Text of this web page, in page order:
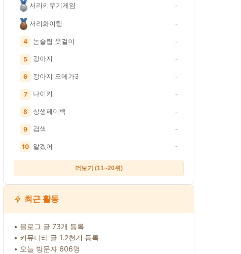
서리키우기게임 -
서리화이팅 -
4 논슬립 옷걸이 -
5 강아지 -
6 강아지 오메가3 -
7 나이키 -
8 상생페이백 -
9 검색 -
10 알겠어 -
더보기 (11~20위)
최근 활동
• 블로그 글 73개 등록
• 커뮤니티 글 1.2천개 등록
• 오늘 방문자 606명